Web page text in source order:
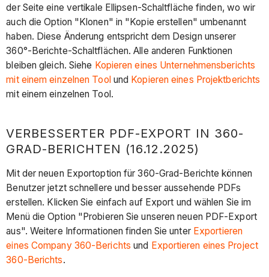
der Seite eine vertikale Ellipsen-Schaltfläche finden, wo wir
auch die Option "Klonen" in "Kopie erstellen" umbenannt
haben. Diese Änderung entspricht dem Design unserer
360°-Berichte-Schaltflächen. Alle anderen Funktionen
bleiben gleich. Siehe Kopieren eines Unternehmensberichts
mit einem einzelnen Tool und Kopieren eines Projektberichts
mit einem einzelnen Tool.
VERBESSERTER PDF-EXPORT IN 360-
GRAD-BERICHTEN (16.12.2025)
Mit der neuen Exportoption für 360-Grad-Berichte können
Benutzer jetzt schnellere und besser aussehende PDFs
erstellen. Klicken Sie einfach auf Export und wählen Sie im
Menü die Option "Probieren Sie unseren neuen PDF-Export
aus". Weitere Informationen finden Sie unter Exportieren
eines Company 360-Berichts und Exportieren eines Project
360-Berichts.